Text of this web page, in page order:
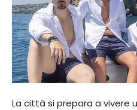
La città si prepara a vivere